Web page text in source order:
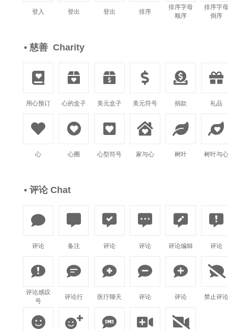
登入 登出 登出 排序
排序字母
顺序
排序字母
倒序
用心预订 心的盒子 美元盒子 美元符号 捐款 礼品
心 心圈 心型符号 家与心 树叶 树叶与心
评论 备注 评论 评论 评论编辑 评论
评论感叹
号
评论行 医疗聊天 评论 评论 禁止评论
• 慈善 Charity
• 评论 Chat
     
     
     
     
    